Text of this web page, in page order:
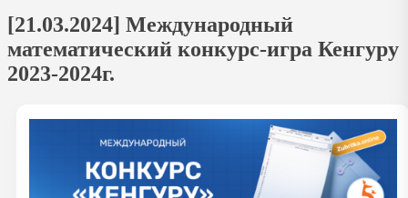
[21.03.2024] Международный
математический конкурс-игра Кенгуру
2023-2024г.